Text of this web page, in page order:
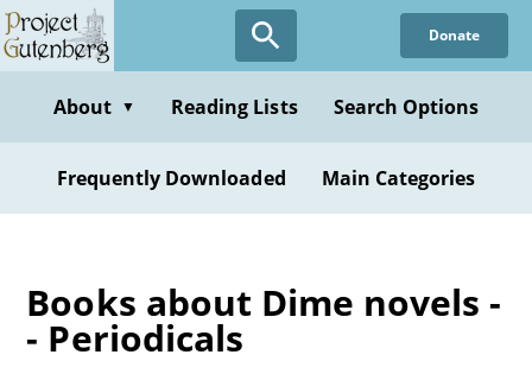
Skip
to
content
Donate
About ▼ Reading Lists Search Options
Frequently Downloaded Main Categories
Books about Dime novels -
- Periodicals